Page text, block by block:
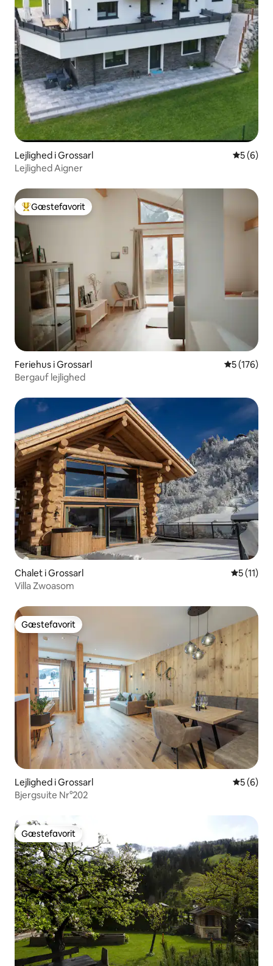
Lejlighed i Grossarl 5 ud af 5
5 (6)
Lejlighed Aigner
Bedste gæstefavorit
Gæstefavorit
Feriehus i Grossarl 5 ud af 5 i
5 (176)
Bergauf lejlighed
Chalet i Grossarl 5 ud af 5
5 (11)
Villa Zwoasom
Gæstefavorit
Gæstefavorit
Lejlighed i Grossarl 5 ud af 5
5 (6)
Bjergsuite Nr°202
Gæstefavorit
Gæstefavorit